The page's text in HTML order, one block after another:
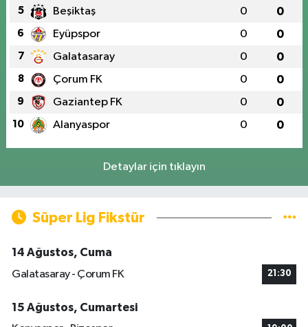
5 Beşiktaş 0 0
6 Eyüpspor 0 0
7 Galatasaray 0 0
8 Çorum FK 0 0
9 Gaziantep FK 0 0
10 Alanyaspor 0 0
Detaylar için tıklayın
Süper Lig Fikstür
14 Ağustos, Cuma
Galatasaray - Çorum FK
21:30
15 Ağustos, Cumartesi